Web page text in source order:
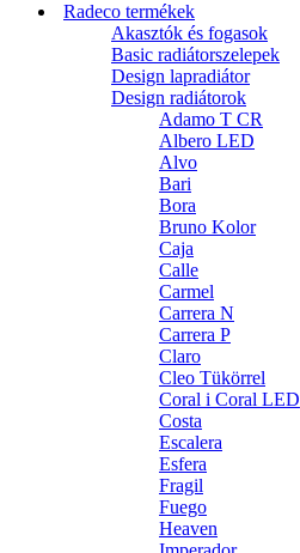
Radeco termékek
Akasztók és fogasok
Basic radiátorszelepek
Design lapradiátor
Design radiátorok
Adamo T CR
Albero LED
Alvo
Bari
Bora
Bruno Kolor
Caja
Calle
Carmel
Carrera N
Carrera P
Claro
Cleo Tükörrel
Coral i Coral LED
Costa
Escalera
Esfera
Fragil
Fuego
Heaven